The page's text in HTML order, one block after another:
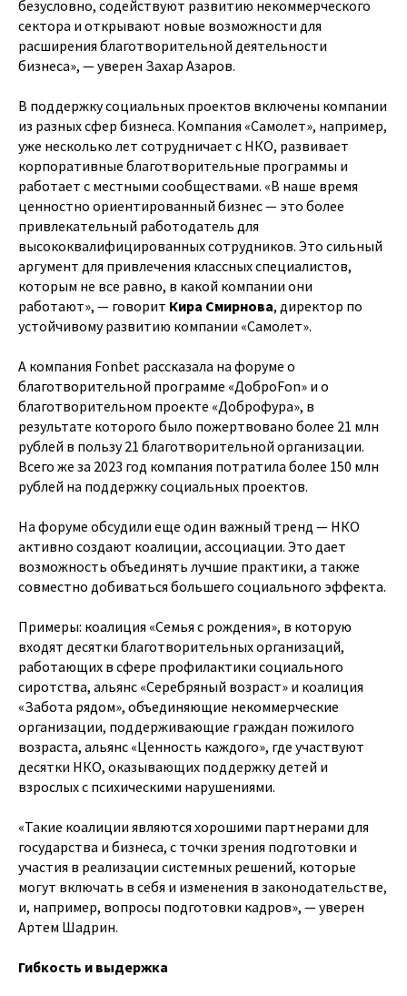
безусловно, содействуют развитию некоммерческого
сектора и открывают новые возможности для
расширения благотворительной деятельности
бизнеса», — уверен Захар Азаров.
В поддержку социальных проектов включены компании
из разных сфер бизнеса. Компания «Самолет», например,
уже несколько лет сотрудничает с НКО, развивает
корпоративные благотворительные программы и
работает с местными сообществами. «В наше время
ценностно ориентированный бизнес — это более
привлекательный работодатель для
высококвалифицированных сотрудников. Это сильный
аргумент для привлечения классных специалистов,
которым не все равно, в какой компании они
работают», — говорит Кира Смирнова, директор по
устойчивому развитию компании «Самолет».
А компания Fonbet рассказала на форуме о
благотворительной программе «ДоброFon» и о
благотворительном проекте «Доброфура», в
результате которого было пожертвовано более 21 млн
рублей в пользу 21 благотворительной организации.
Всего же за 2023 год компания потратила более 150 млн
рублей на поддержку социальных проектов.
На форуме обсудили еще один важный тренд — НКО
активно создают коалиции, ассоциации. Это дает
возможность объединять лучшие практики, а также
совместно добиваться большего социального эффекта.
Примеры: коалиция «Семья с рождения», в которую
входят десятки благотворительных организаций,
работающих в сфере профилактики социального
сиротства, альянс «Серебряный возраст» и коалиция
«Забота рядом», объединяющие некоммерческие
организации, поддерживающие граждан пожилого
возраста, альянс «Ценность каждого», где участвуют
десятки НКО, оказывающих поддержку детей и
взрослых с психическими нарушениями.
«Такие коалиции являются хорошими партнерами для
государства и бизнеса, с точки зрения подготовки и
участия в реализации системных решений, которые
могут включать в себя и изменения в законодательстве,
и, например, вопросы подготовки кадров», — уверен
Артем Шадрин.
Гибкость и выдержка